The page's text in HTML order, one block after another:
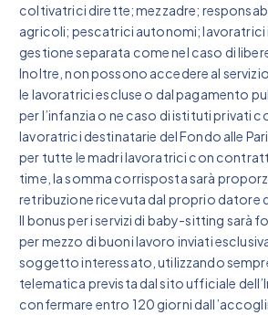
coltivatrici dirette; mezzadre;
agricoli; pescatrici autonomi; lavoratrici
gestione separata come nel caso di
Inoltre, non possono accedere al servizio
le lavoratrici escluse o dal pagamento
per l’infanzia o ne caso di istituti privati
lavoratrici destinatarie del Fondo alle
per tutte le madri lavoratrici con
time, la somma corrisposta sarà
retribuzione ricevuta dal proprio datore
Il bonus per i servizi di baby-sitting sarà
per mezzo di buoni lavoro inviati
soggetto interessato, utilizzando
telematica prevista dal sito ufficiale
confermare entro 120 giorni